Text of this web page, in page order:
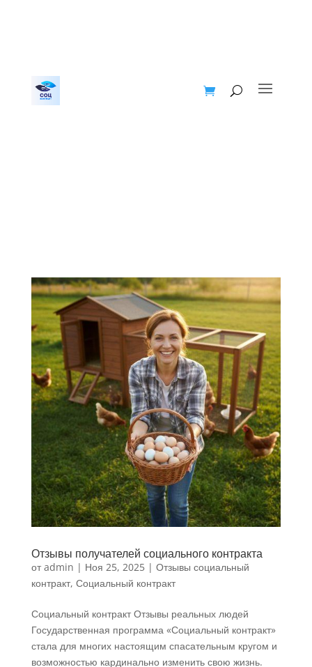
Отзывы получателей социального контракта
отadmin | Ноя 25, 2025| Отзывы социальный
контракт, Социальный контракт
Социальный контракт Отзывы реальных людей
Государственная программа «Социальный контракт»
стала для многих настоящим спасательным кругом и
возможностью кардинально изменить свою жизнь.